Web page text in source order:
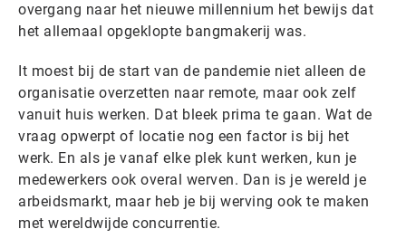
overgang naar het nieuwe millennium het bewijs dat
het allemaal opgeklopte bangmakerij was.
It moest bij de start van de pandemie niet alleen de
organisatie overzetten naar remote, maar ook zelf
vanuit huis werken. Dat bleek prima te gaan. Wat de
vraag opwerpt of locatie nog een factor is bij het
werk. En als je vanaf elke plek kunt werken, kun je
medewerkers ook overal werven. Dan is je wereld je
arbeidsmarkt, maar heb je bij werving ook te maken
met wereldwijde concurrentie.